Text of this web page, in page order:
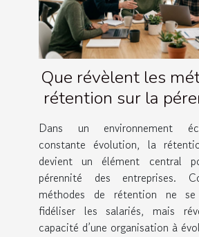
Que révèlent les
rétention sur la
entreprises ?
Dans un environnement
constante évolution, la
devient un élément central
pérennité des entreprises.
méthodes de rétention ne
fidéliser les salariés, mais
capacité d’une organisation à